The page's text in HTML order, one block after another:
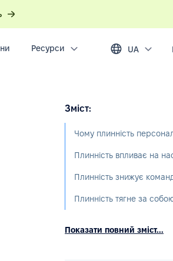
Ресурси UA
Зміст:
Чому плинність
Плинність знижує
Плинність тягне за
Показати повний зміст...